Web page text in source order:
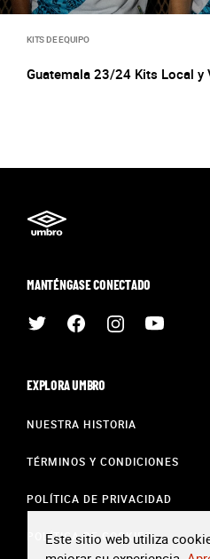
KITS DE EQUIPO
Guatemala 23/24 Kits Local y
MANTÉNGASE CONECTADO
EXPLORA UMBRO
NUESTRA HISTORIA
TÉRMINOS Y CONDICIONES
POLÍTICA DE PRIVACIDAD
POLÍTICA DE COOKIES
Este sitio web utiliza